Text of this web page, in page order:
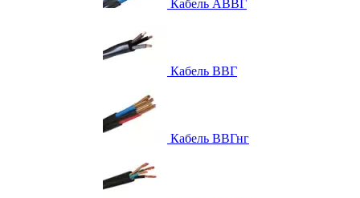
Кабель АВВГ
Кабель ВВГ
Кабель ВВГнг